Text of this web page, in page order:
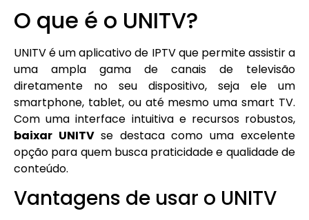
O que é o UNITV?
UNITV é um aplicativo de IPTV que permite assistir a
uma ampla gama de canais de televisão
diretamente no seu dispositivo, seja ele um
smartphone, tablet, ou até mesmo uma smart TV.
Com uma interface intuitiva e recursos robustos,
baixar UNITV se destaca como uma excelente
opção para quem busca praticidade e qualidade de
conteúdo.
Vantagens de usar o UNITV